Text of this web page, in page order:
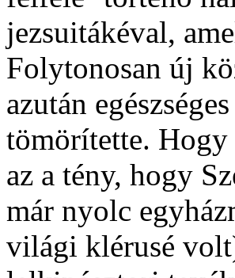
jezsuitákéval,
Folytonosan új
azután
tömörítette. Hogy
az a tény, hogy
már nyolc
világi klérusé